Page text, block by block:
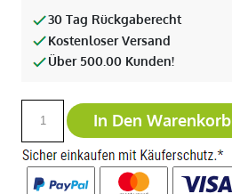
30 Tag Rückgaberecht
Kostenloser Versand
Über 500.00 Kunden!
In Den Warenkorb